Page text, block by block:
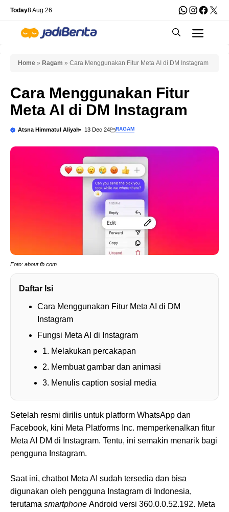
Skip
content
Today8 Aug 26 WhatsApp
X
Home » Ragam » Cara Menggunakan Fitur Meta AI di DM Instagram
Cara Menggunakan Fitur
Meta AI di DM Instagram
Atsna Himmatul Aliyah 13 Dec 24 RAGAM
Foto: about.fb.com
Daftar Isi
Cara Menggunakan Fitur Meta AI di DM
Instagram
Fungsi Meta AI di Instagram
1. Melakukan percakapan
2. Membuat gambar dan animasi
3. Menulis caption sosial media
Setelah resmi dirilis untuk platform WhatsApp dan
Facebook, kini Meta Platforms Inc. memperkenalkan fitur
Meta AI DM di Instagram. Tentu, ini semakin menarik bagi
pengguna Instagram.
Saat ini, chatbot Meta AI sudah tersedia dan bisa
digunakan oleh pengguna Instagram di Indonesia,
terutama smartphone Android versi 360.0.0.52.192. Meta